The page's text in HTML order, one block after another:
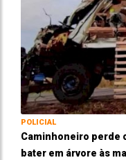
POLICIAL
Caminhoneiro perde
bater em árvore às